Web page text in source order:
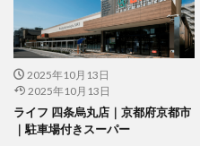
2025年10月13日
2025年10月13日
ライフ 四条烏丸店｜京都府京都市
｜駐車場付きスーパー